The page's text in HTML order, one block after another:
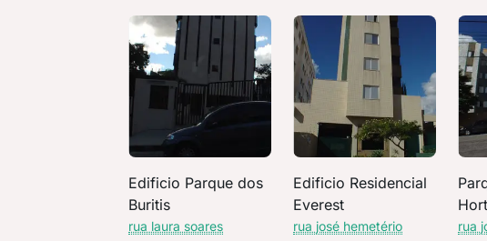
Edificio Parque dos
Buritis
rua laura soares
Edificio Residencial
Everest
rua josé hemetério
rua